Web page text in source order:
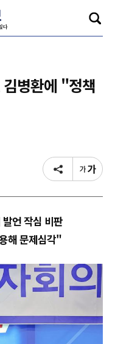
병환에 "정책
언 작심 비판
해 문제심각"